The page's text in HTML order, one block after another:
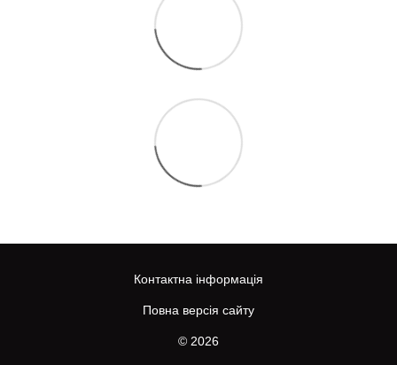
Контактна інформація
Повна версія сайту
© 2026